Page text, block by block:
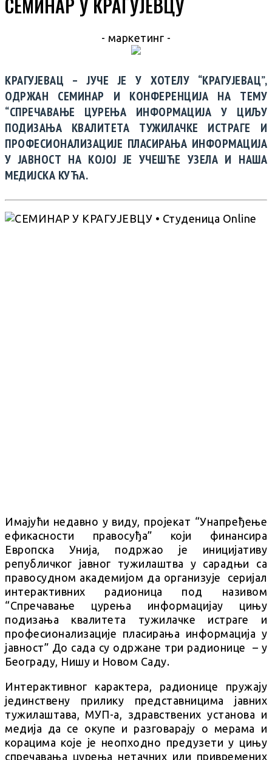
- маркетинг -
КРАГУЈЕВАЦ – ЈУЧЕ ЈЕ У ХОТЕЛУ “КРАГУЈЕВАЦ”,
ОДРЖАН СЕМИНАР И КОНФЕРЕНЦИЈА НА ТЕМУ
“СПРЕЧАВАЊЕ ЦУРЕЊА ИНФОРМАЦИЈА У ЦИЉУ
ПОДИЗАЊА КВАЛИТЕТА ТУЖИЛАЧКЕ ИСТРАГЕ И
ПРОФЕСИОНАЛИЗАЦИЈЕ ПЛАСИРАЊА ИНФОРМАЦИЈА
У ЈАВНОСТ НА КОЈОЈ ЈЕ УЧЕШЋЕ УЗЕЛА И НАША
МЕДИЈСКА КУЋА.
Имајући недавно у виду, пројекат “Унапређење
ефикасности правосуђа” који финансира
Европска Унија, подржао је иницијативу
републичког јавног тужилаштва у сарадњи са
правосудном академијом да организује серијал
интерактивних радионица под називом
“Спречавање цурења информацијау цињу
подизања квалитета тужилачке истраге и
професионализације пласирања информација у
јавност” До сада су одржане три радионице – у
Београду, Нишу и Новом Саду.
Интерактивног карактера, радионице пружају
јединствену прилику представницима јавних
тужилаштава, МУП-а, здравствених установа и
медија да се окупе и разговарају о мерама и
корацима које је неопходно предузети у цињу
спречавања цурења нетачних или привремених